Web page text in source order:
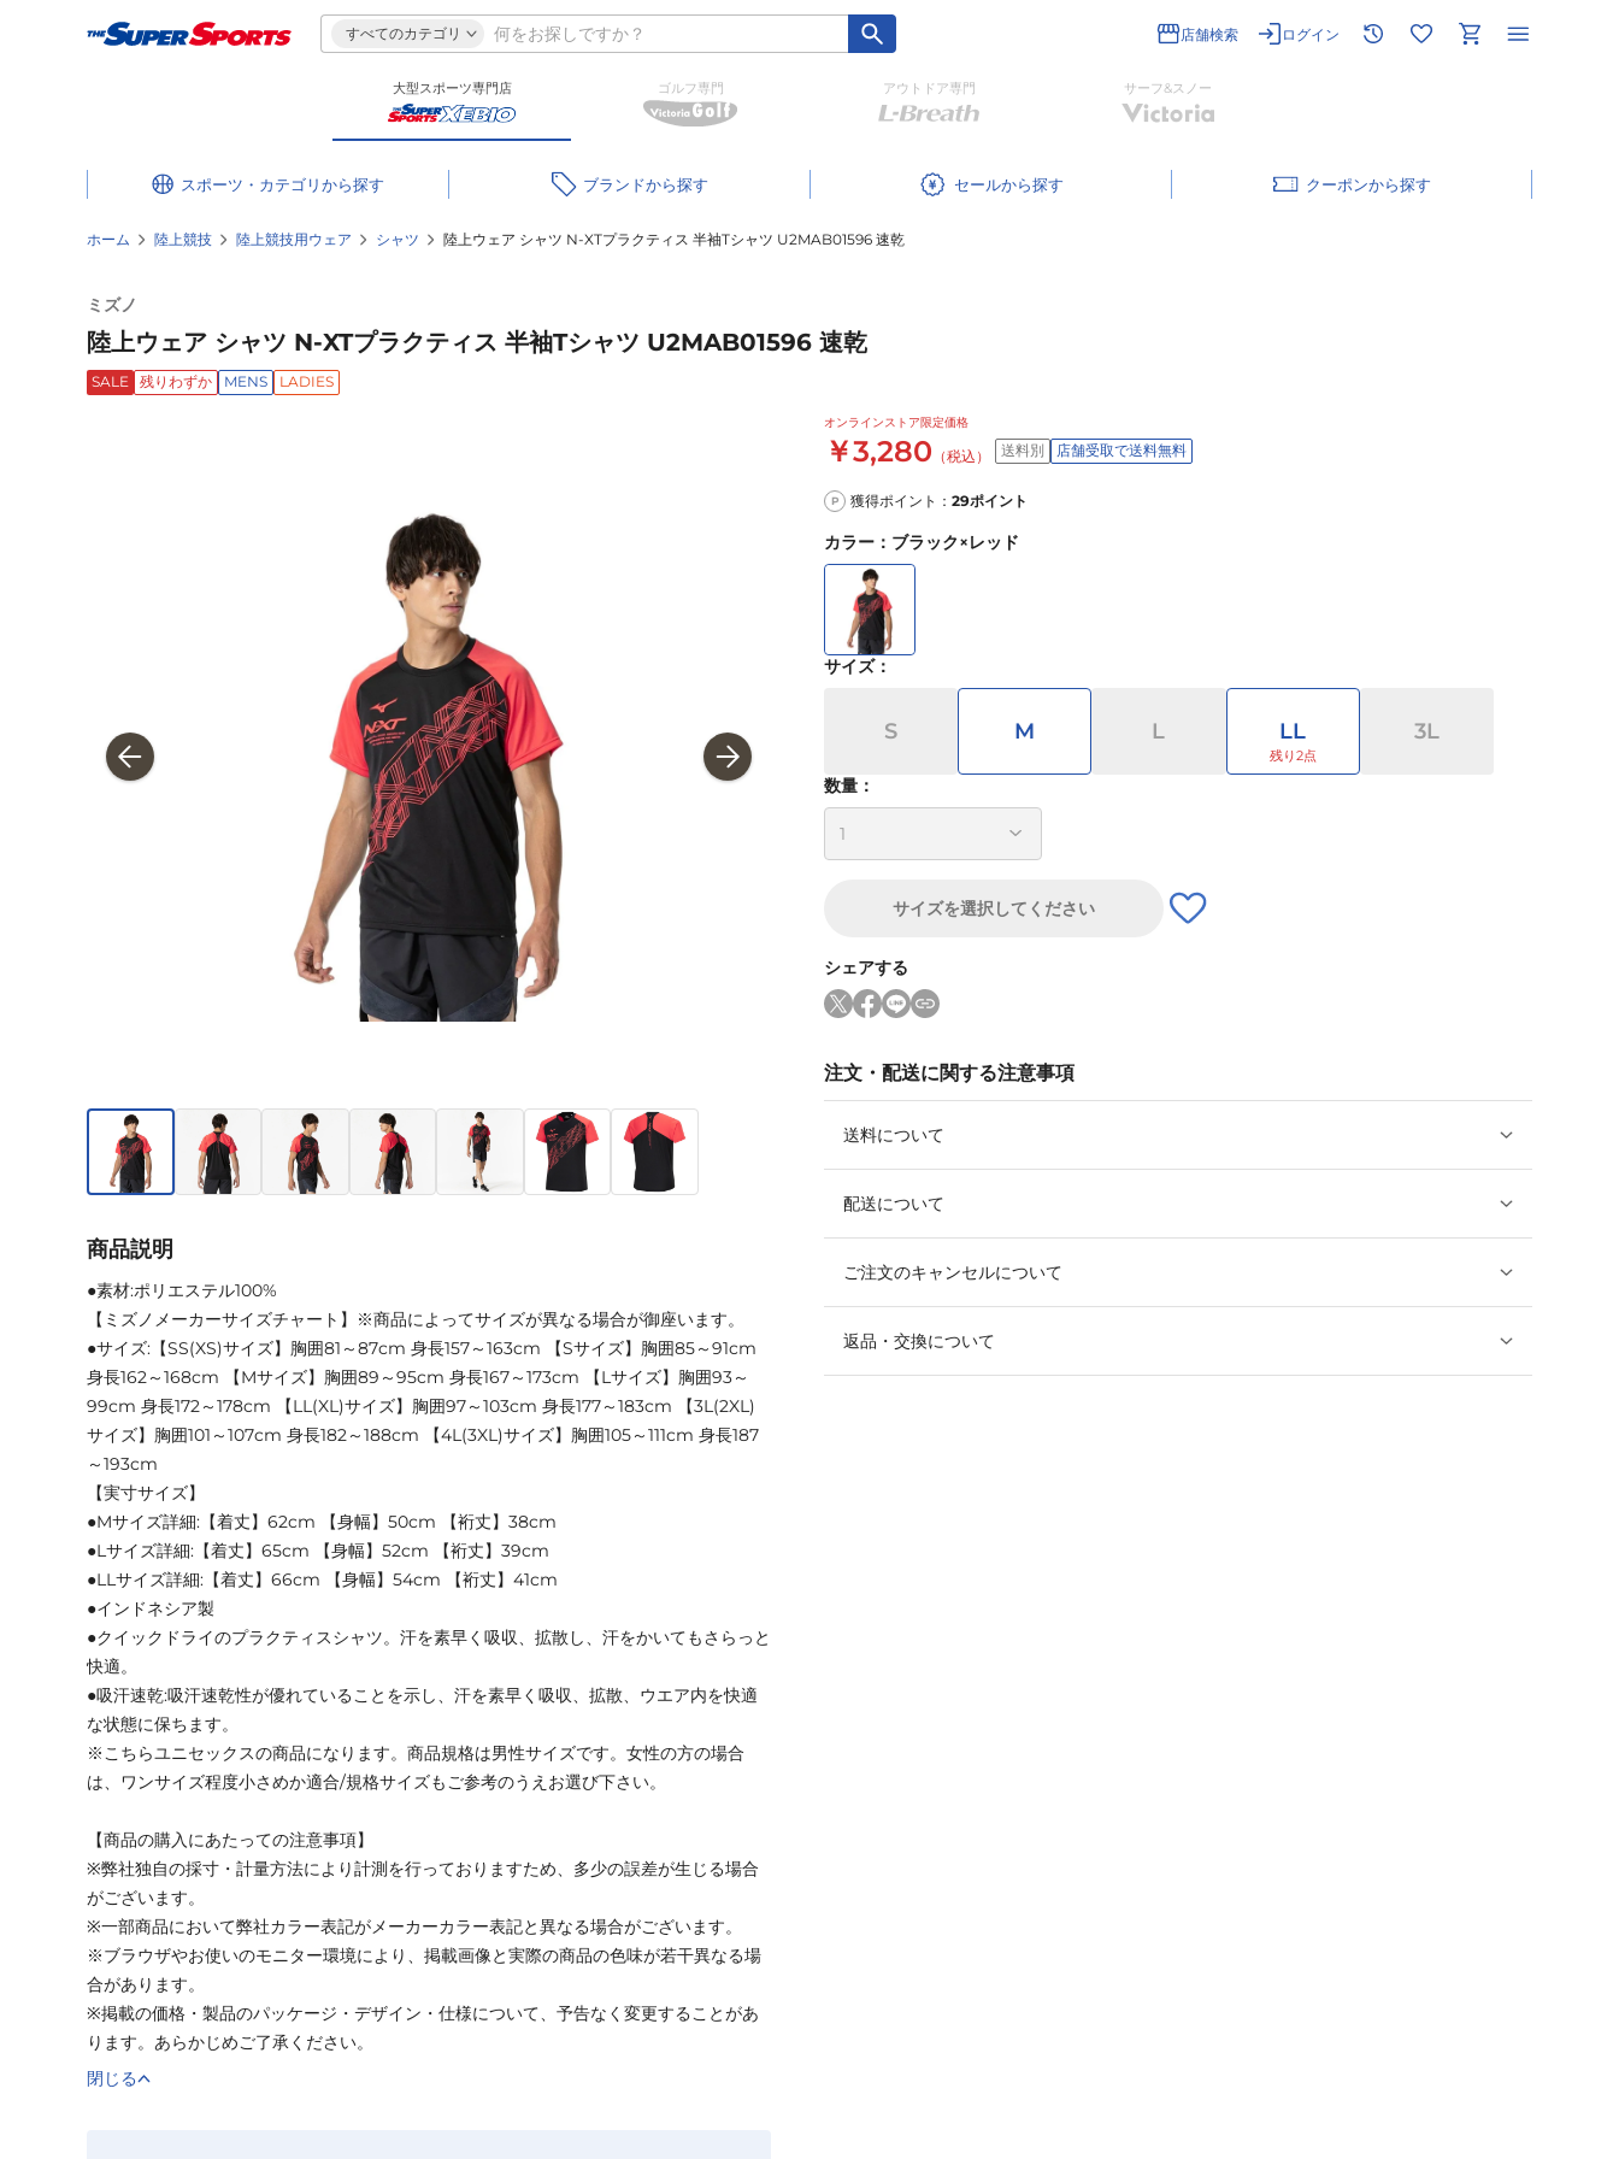
すべてのカテゴリ 店舗検索 ログイン
大型スポーツ専門店 ゴルフ専門 アウトドア専門 サーフ&スノー
スポーツ・カテゴリ ブランド セール クーポン
ホーム 陸上競技 陸上競技用ウェア シャツ 陸上ウェア シャツ N-XTプラクティス 半袖Tシャツ U2MAB01596 速乾
ミズノ
陸上ウェア シャツ N-XTプラクティス 半袖Tシャツ U2MAB01596 速乾
SALE 残りわずか MENS LADIES
オンラインストア限定価格
￥3,280 （税込） 送料別 店舗受取で送料無料
P 獲得ポイント： 29ポイント
カラー ： ブラック×レッド
サイズ：
S M L LL 3L
数量：
サイズを選択してください
シェアする
注文・配送に関する注意事項
送料について
配送について
ご注文のキャンセルについて
返品・交換について
商品説明
●素材:ポリエステル100%
【ミズノメーカーサイズチャート】※商品によってサイズが異なる場合が御座います。
●サイズ:【SS(XS)サイズ】胸囲81～87cm 身長157～163cm 【Sサイズ】胸囲85～91cm
身長162～168cm 【Mサイズ】胸囲89～95cm 身長167～173cm 【Lサイズ】胸囲93～
99cm 身長172～178cm 【LL(XL)サイズ】胸囲97～103cm 身長177～183cm 【3L(2XL)
サイズ】胸囲101～107cm 身長182～188cm 【4L(3XL)サイズ】胸囲105～111cm 身長187
～193cm
【実寸サイズ】
●Mサイズ詳細:【着丈】62cm 【身幅】50cm 【裄丈】38cm
●Lサイズ詳細:【着丈】65cm 【身幅】52cm 【裄丈】39cm
●LLサイズ詳細:【着丈】66cm 【身幅】54cm 【裄丈】41cm
●インドネシア製
●クイックドライのプラクティスシャツ。汗を素早く吸収、拡散し、汗をかいてもさらっと
快適。
●吸汗速乾:吸汗速乾性が優れていることを示し、汗を素早く吸収、拡散、ウエア内を快適
な状態に保ちます。
※こちらユニセックスの商品になります。商品規格は男性サイズです。女性の方の場合
は、ワンサイズ程度小さめか適合/規格サイズもご参考のうえお選び下さい。
【商品の購入にあたっての注意事項】
※弊社独自の採寸・計量方法により計測を行っておりますため、多少の誤差が生じる場合
がございます。
※一部商品において弊社カラー表記がメーカーカラー表記と異なる場合がございます。
※ブラウザやお使いのモニター環境により、掲載画像と実際の商品の色味が若干異なる場
合があります。
※掲載の価格・製品のパッケージ・デザイン・仕様について、予告なく変更することがあ
ります。あらかじめご了承ください。
閉じる